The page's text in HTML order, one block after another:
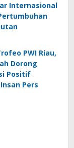
Internasional
PWI Riau,
Dorong
Positif
Pers